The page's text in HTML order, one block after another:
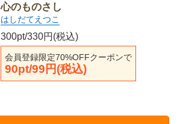
心のものさし
はしだてえつこ
300pt/330円(税込)
会員登録限定70%OFFクーポンで
90pt/99円(税込)